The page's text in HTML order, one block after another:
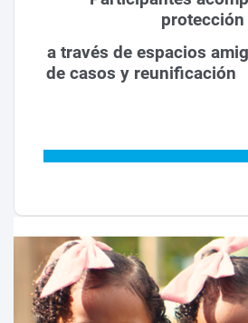
protección
a través de espacios
de casos y